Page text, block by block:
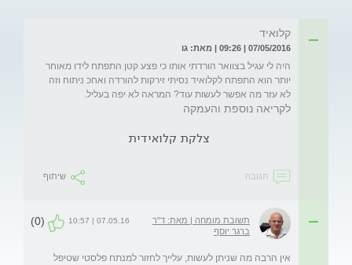
קלואיד
07/05/2016 | 09:26 | מאת: גו
היה לי עגיל בצוואר הורדתי אותו כי פצע קטן התפתח לידו מאוחר
יותר הוא התפתח לקלואיד נסיתי זירקות להורדה ואחכ ניתוח וזה
לא עזר מה אפשר לעשות עוד? המראה לא יפה בעליל.
לקריאה נוספת והעמקה
צלקת קלואידית
תגובה שיתוף
תשובת מומחה | מאת: ד"ר
ברגר יוסף
07.05.16 | 10:57
(0)
אין הרבה מה שניתן לעשות, עלייך לחזור למנתח פלסטי שטיפל